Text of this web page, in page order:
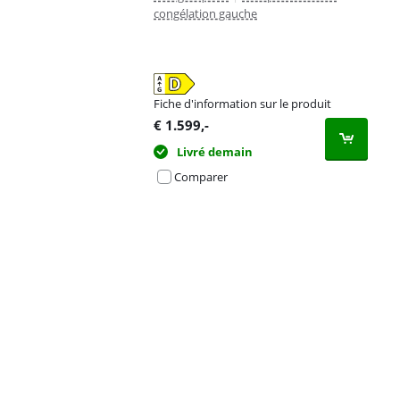
congélation gauche
Fiche d'information sur le produit
s'ouvre dans un nouvel onglet
€ 1.599,-
Livré demain
Comparer